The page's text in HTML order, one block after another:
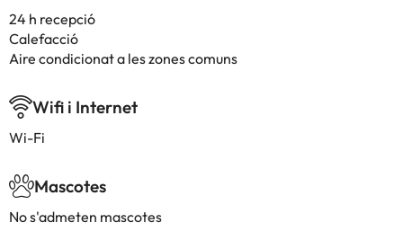
24 h recepció
Calefacció
Aire condicionat a les zones comuns
Wifi i Internet
Wi-Fi
Mascotes
No s'admeten mascotes